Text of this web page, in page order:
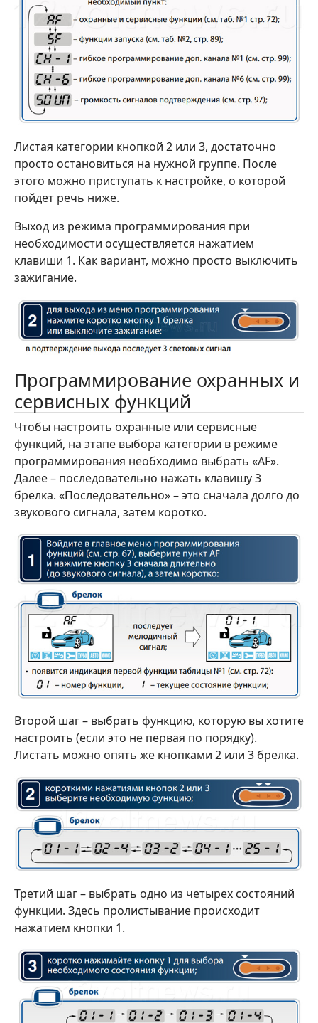
Листая категории кнопкой 2 или 3, достаточно
просто остановиться на нужной группе. После
этого можно приступать к настройке, о которой
пойдет речь ниже.
Выход из режима программирования при
необходимости осуществляется нажатием
клавиши 1. Как вариант, можно просто выключить
зажигание.
Программирование охранных и
сервисных функций
Чтобы настроить охранные или сервисные
функций, на этапе выбора категории в режиме
программирования необходимо выбрать «AF».
Далее – последовательно нажать клавишу 3
брелка. «Последовательно» – это сначала долго до
звукового сигнала, затем коротко.
Второй шаг – выбрать функцию, которую вы хотите
настроить (если это не первая по порядку).
Листать можно опять же кнопками 2 или 3 брелка.
Третий шаг – выбрать одно из четырех состояний
функции. Здесь пролистывание происходит
нажатием кнопки 1.